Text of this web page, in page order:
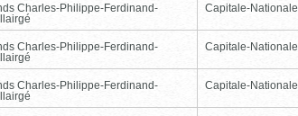
Charles-Philippe-Ferdinand-
Capitale-Nationale
Charles-Philippe-Ferdinand-
Capitale-Nationale
Charles-Philippe-Ferdinand-
Capitale-Nationale